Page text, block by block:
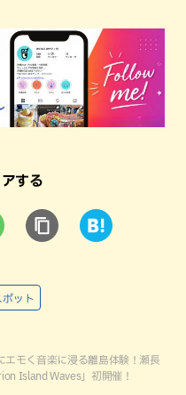
する
ット
エモく音楽に浸る離島体験！瀬長
Island Waves」初開催！